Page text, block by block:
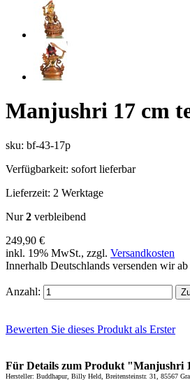
Manjushri 17 cm
sku: bf-43-17p
Verfügbarkeit: sofort lieferbar
Lieferzeit: 2 Werktage
Nur2 verbleibend
249,90 €
inkl. 19% MwSt., zzgl. Versandkosten
Innerhalb Deutschlands versenden wir
Anzahl:
Bewerten Sie dieses Produkt als Erster
Für Details zum Produkt "Manjushri
Hersteller: Buddhapur, Billy Held, Breitensteinstr. 31, 85567